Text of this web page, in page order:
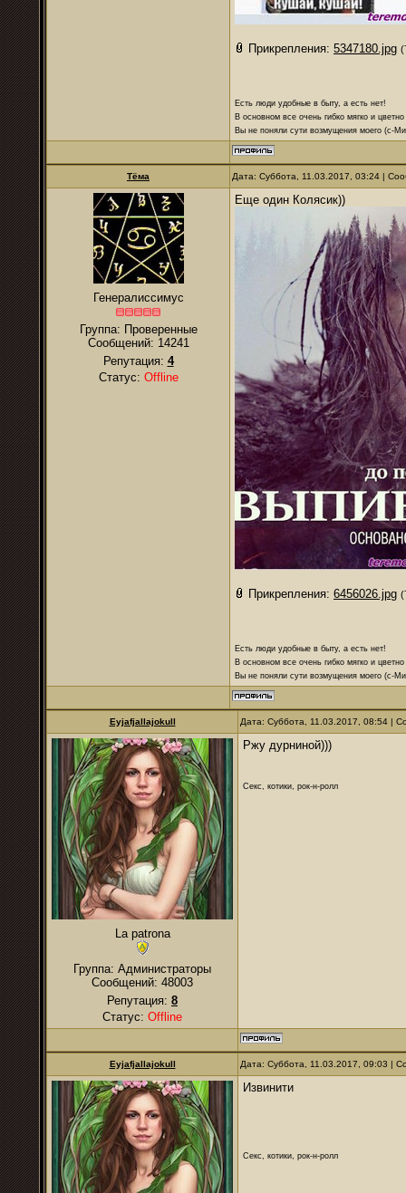
Прикрепления: 5347180.jpg
Есть люди удобные в быту, а есть нет!
В основном все очень гибко мягко и цветно
Вы не поняли сути возмущения моего (с-
Тёма Дата: Суббота, 11.03.2017, 03:24 |
Генералиссимус
Группа: Проверенные
Сообщений: 14241
Репутация: 4
Статус: Offline
Еще один Колясик))
Прикрепления: 6456026.jpg
Есть люди удобные в быту, а есть нет!
В основном все очень гибко мягко и цветно
Вы не поняли сути возмущения моего (с-
Eyjafjallajokull Дата: Суббота, 11.03.2017, 08:54 |
La patrona
Группа: Администраторы
Сообщений: 48003
Репутация: 8
Статус: Offline
Ржу дурниной)))
Секс, котики, рок-н-ролл
Eyjafjallajokull Дата: Суббота, 11.03.2017, 09:03 |
Извинити
Секс, котики, рок-н-ролл